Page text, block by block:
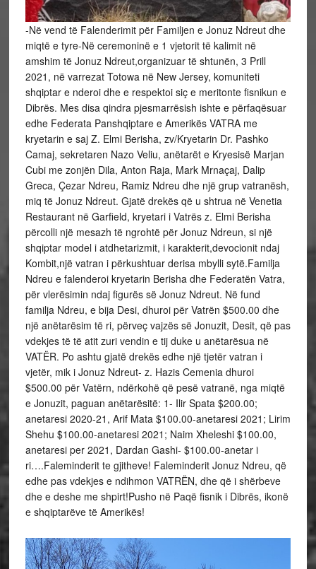
-Në vend të Falenderimit për Familjen e Jonuz Ndreut dhe
miqtë e tyre-Në ceremoninë e 1 vjetorit të kalimit në
amshim të Jonuz Ndreut,organizuar të shtunën, 3 Prill
2021, në varrezat Totowa në New Jersey, komuniteti
shqiptar e nderoi dhe e respektoi siç e meritonte fisnikun e
Dibrës. Mes disa qindra pjesmarrësish ishte e përfaqësuar
edhe Federata Panshqiptare e Amerikës VATRA me
kryetarin e saj Z. Elmi Berisha, zv/Kryetarin Dr. Pashko
Camaj, sekretaren Nazo Veliu, anëtarët e Kryesisë Marjan
Cubi me zonjën Dila, Anton Raja, Mark Mrnaçaj, Dalip
Greca, Çezar Ndreu, Ramiz Ndreu dhe një grup vatranësh,
miq të Jonuz Ndreut. Gjatë drekës që u shtrua në Venetia
Restaurant në Garfield, kryetari i Vatrës z. Elmi Berisha
përcolli një mesazh të ngrohtë për Jonuz Ndreun, si një
shqiptar model i atdhetarizmit, i karakterit,devocionit ndaj
Kombit,një vatran i përkushtuar derisa mbylli sytë.Familja
Ndreu e falenderoi kryetarin Berisha dhe Federatën Vatra,
për vlerësimin ndaj figurës së Jonuz Ndreut. Në fund
familja Ndreu, e bija Desi, dhuroi për Vatrën $500.00 dhe
një anëtarësim të ri, përveç vajzës së Jonuzit, Desit, që pas
vdekjes të të atit zuri vendin e tij duke u anëtarësua në
VATËR. Po ashtu gjatë drekës edhe një tjetër vatran i
vjetër, mik i Jonuz Ndreut- z. Hazis Cemenia dhuroi
$500.00 për Vatërn, ndërkohë që pesë vatranë, nga miqtë
e Jonuzit, paguan anëtarësitë: 1- Ilir Spata $200.00;
anetaresi 2020-21, Arif Mata $100.00-anetaresi 2021; Lirim
Shehu $100.00-anetaresi 2021; Naim Xheleshi $100.00,
anetaresi per 2021, Dardan Gashi- $100.00-anetar i
ri….Faleminderit te gjitheve! Faleminderit Jonuz Ndreu, që
edhe pas vdekjes e ndihmon VATRËN, dhe që i shërbeve
dhe e deshe me shpirt!Pusho në Paqë fisnik i Dibrës, ikonë
e shqiptarëve të Amerikës!